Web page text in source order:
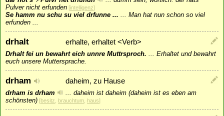
Pulver nicht erfunden [intelligenz]
Se hamm nu schu su viel drfunne ... ... Man hat nun schon so viel
erfunden ...
drhalt erhalte, erhaltet <Verb>
Drhalt fei un bewahrt eich unnre Muttrsproch. ... Erhaltet und bewahrt
euch unsere Muttersprache.
drham daheim, zu Hause
drham is drham ... daheim ist daheim (daheim ist es eben am
schönsten) [besitz brauchtum haus]